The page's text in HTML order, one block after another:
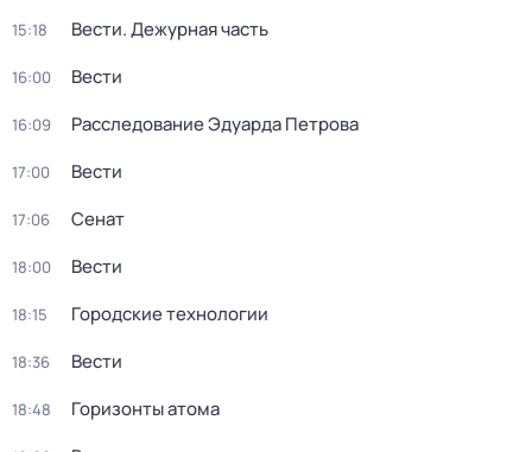
15:18 Вести. Дежурная часть
16:00 Вести
16:09 Расследование Эдуарда Петрова
17:00 Вести
17:06 Сенат
18:00 Вести
18:15 Городские технологии
18:36 Вести
18:48 Горизонты атома